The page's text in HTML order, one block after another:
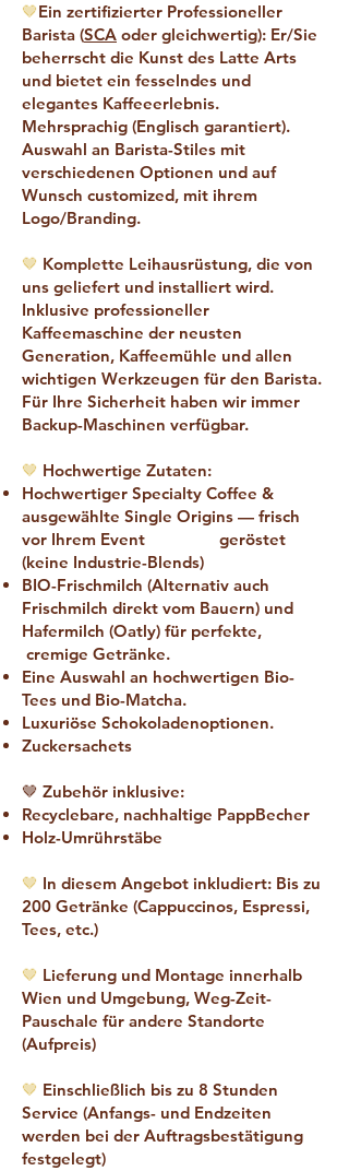
🤎Ein zertifizierter Professioneller
Barista (SCA oder gleichwertig): Er/Sie
beherrscht die Kunst des Latte Arts
und bietet ein fesselndes und
elegantes Kaffeeerlebnis.
Mehrsprachig (Englisch garantiert).
Auswahl an Barista-Stiles mit
verschiedenen Optionen und auf
Wunsch customized, mit ihrem
Logo/Branding.
🤎 Komplette Leihausrüstung, die von
uns geliefert und installiert wird.
Inklusive professioneller
Kaffeemaschine der neusten
Generation, Kaffeemühle und allen
wichtigen Werkzeugen für den Barista.
Für Ihre Sicherheit haben wir immer
Backup-Maschinen verfügbar.
🤎 Hochwertige Zutaten:
Hochwertiger Specialty Coffee &
ausgewählte Single Origins — frisch
vor Ihrem Event geröstet
(keine Industrie-Blends)
BIO-Frischmilch (Alternativ auch
Frischmilch direkt vom Bauern) und
Hafermilch (Oatly) für perfekte,
cremige Getränke.
Eine Auswahl an hochwertigen Bio-
Tees und Bio-Matcha.
Luxuriöse Schokoladenoptionen.
Zuckersachets
🤎 Zubehör inklusive:
Recyclebare, nachhaltige PappBecher
Holz-Umrührstäbe
🤎 In diesem Angebot inkludiert: Bis zu
200 Getränke (Cappuccinos, Espressi,
Tees, etc.)
🤎 Lieferung und Montage innerhalb
Wien und Umgebung, Weg-Zeit-
Pauschale für andere Standorte
(Aufpreis)
🤎 Einschließlich bis zu 8 Stunden
Service (Anfangs- und Endzeiten
werden bei der Auftragsbestätigung
festgelegt)